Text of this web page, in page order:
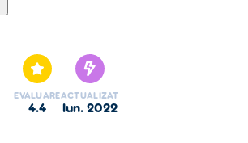
EVALUARE
4.4
ACTUALIZAT
iun. 2022